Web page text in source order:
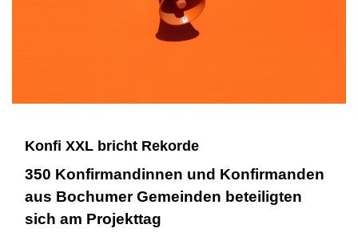
Konfi XXL bricht Rekorde
350 Konfirmandinnen und Konfirmanden
aus Bochumer Gemeinden beteiligten
sich am Projekttag